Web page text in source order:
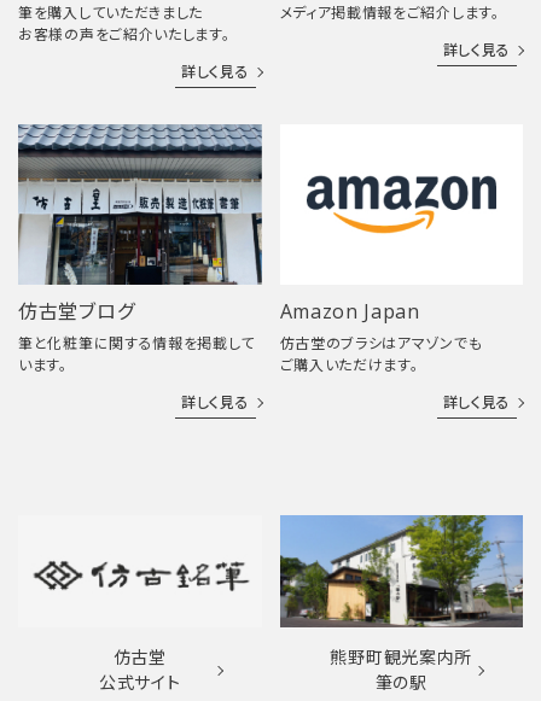
筆を購入していただきました
お客様の声をご紹介いたします。
詳しく見る
メディア掲載情報をご紹介します。
詳しく見る
仿古堂ブログ
筆と化粧筆に関する情報を掲載して
います。
詳しく見る
Amazon Japan
仿古堂のブラシはアマゾンでも
ご購入いただけます。
詳しく見る
仿古堂
公式サイト
熊野町観光案内所
筆の駅